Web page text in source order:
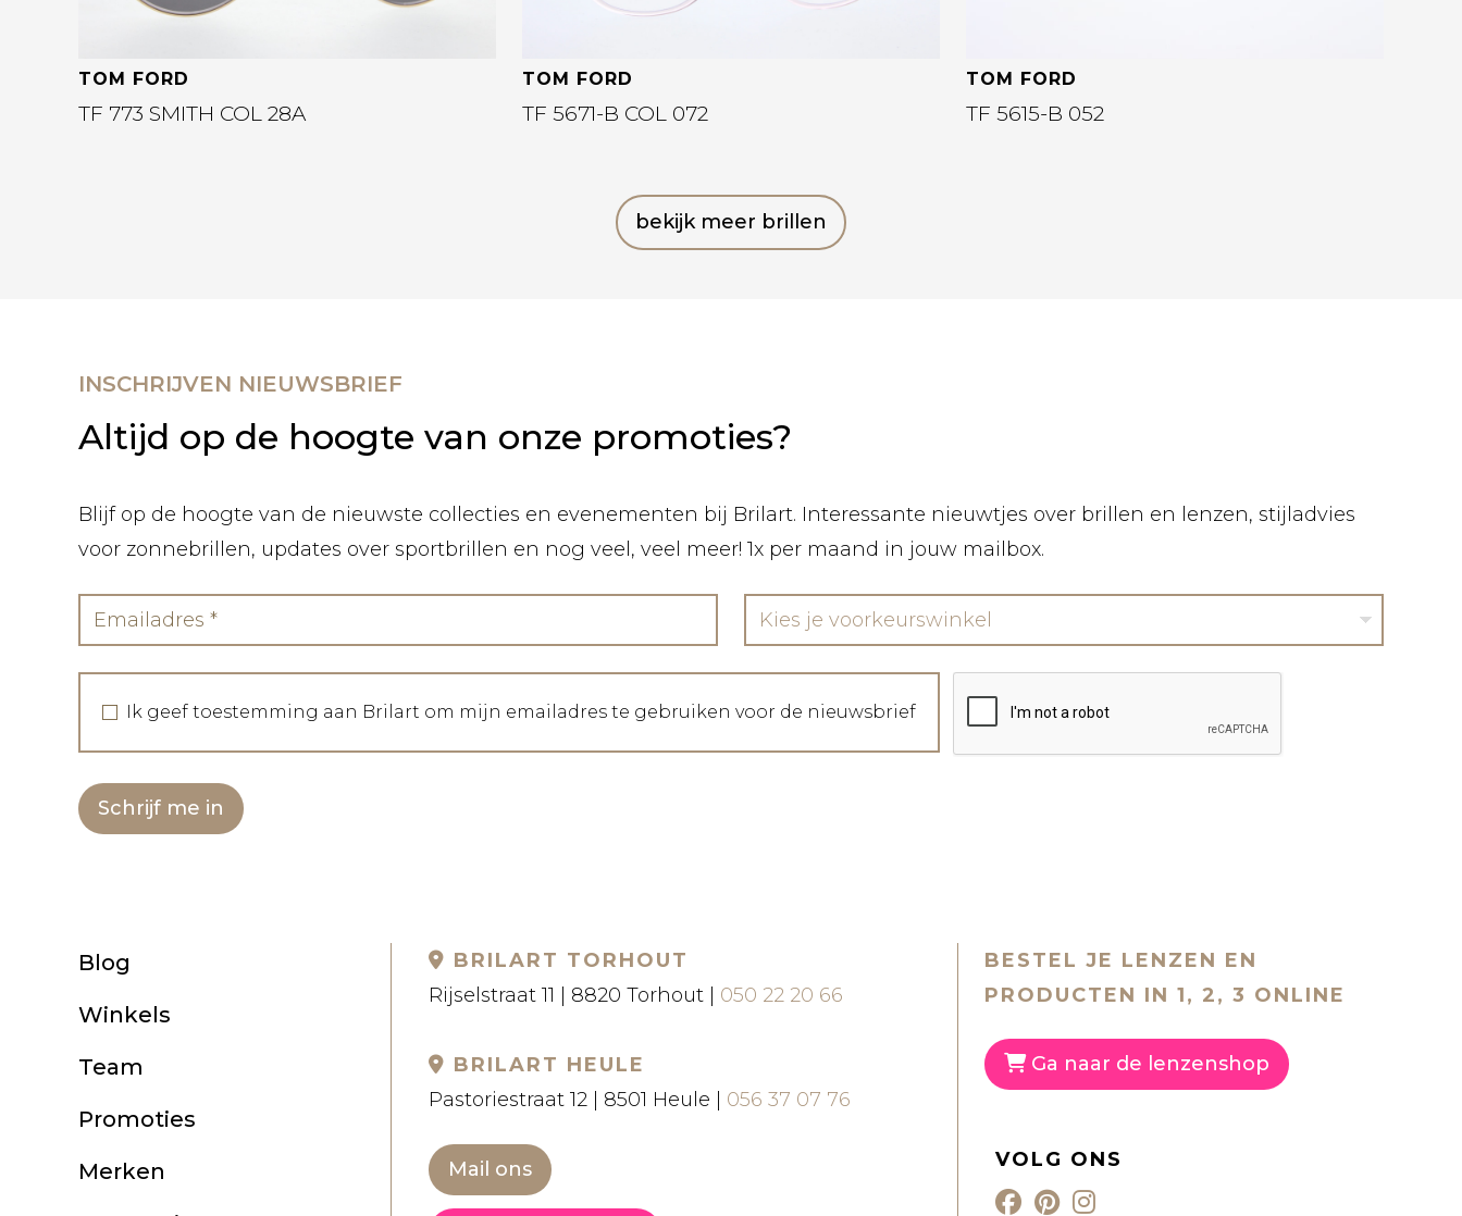
TOM FORD
TF 773 SMITH COL 28A
TOM FORD
TF 5671-B COL 072
TOM FORD
TF 5615-B 052
bekijk meer brillen
INSCHRIJVEN NIEUWSBRIEF
Altijd op de hoogte van onze promoties?
Blijf op de hoogte van de nieuwste collecties en evenementen bij Brilart. Interessante nieuwtjes over brillen en lenzen, stijladvies
voor zonnebrillen, updates over sportbrillen en nog veel, veel meer! 1x per maand in jouw mailbox.
Kies je voorkeurswinkel
Ik geef toestemming aan Brilart om mijn emailadres te gebruiken voor de nieuwsbrief
Schrijf me in
Blog
Winkels
Team
Promoties
Merken
BRILART TORHOUT
Rijselstraat 11 | 8820 Torhout | 050 22 20 66
BRILART HEULE
Pastoriestraat 12 | 8501 Heule | 056 37 07 76
Mail ons
BESTEL JE LENZEN EN
PRODUCTEN IN 1, 2, 3 ONLINE
Ga naar de lenzenshop
VOLG ONS